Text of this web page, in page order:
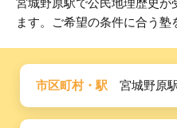
宮城野原駅で公民地理歴史が
ます。ご希望の条件に合う塾
市区町村・駅 宮城野原